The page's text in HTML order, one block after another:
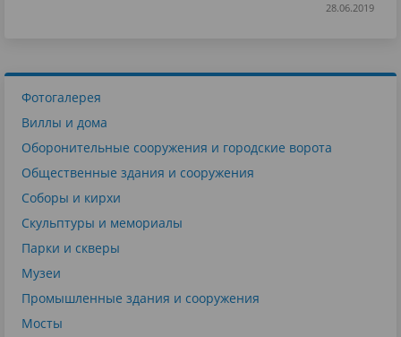
28.06.2019
Фотогалерея
Виллы и дома
Оборонительные сооружения и городские ворота
Общественные здания и сооружения
Соборы и кирхи
Скульптуры и мемориалы
Парки и скверы
Музеи
Промышленные здания и сооружения
Мосты